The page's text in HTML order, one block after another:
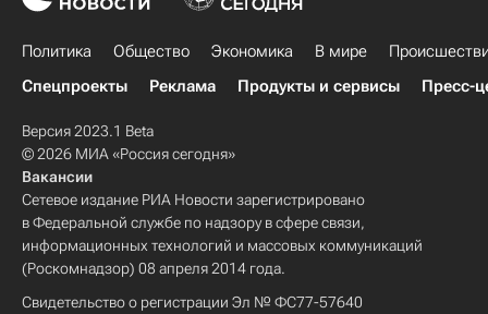
Политика Общество Экономика В мире
Спецпроекты
Реклама Продукты и сервисы Пресс-
Версия 2023.1 Beta
© 2026 МИА «Россия сегодня»
Вакансии
Сетевое издание РИА Новости зарегистрировано
в Федеральной службе по надзору в сфере связи,
информационных технологий и массовых коммуникаций
(Роскомнадзор) 08 апреля 2014 года.
Свидетельство о регистрации Эл № ФС77-57640